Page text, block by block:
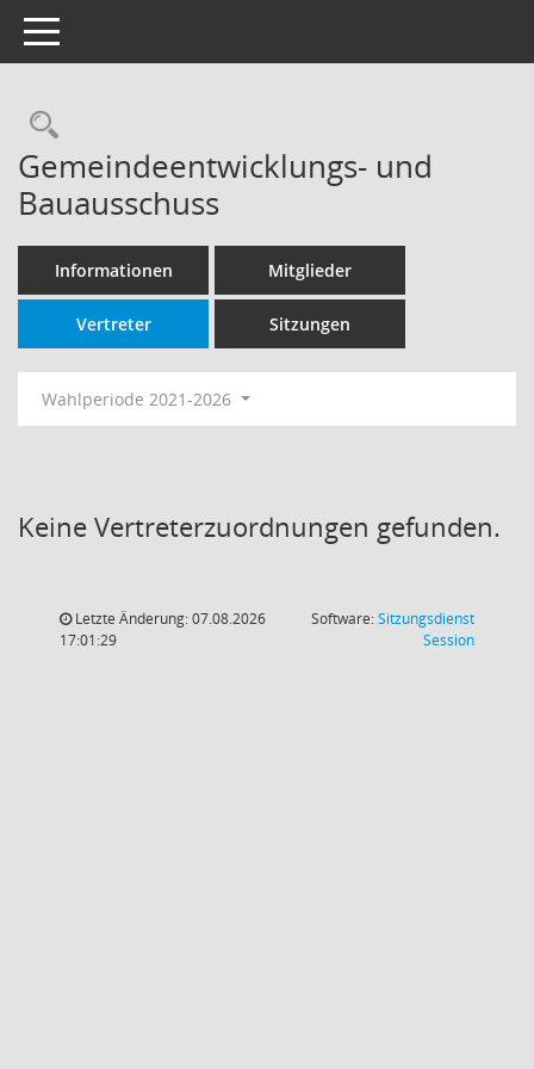
Toggle navigation
Rechercheauswahl
Gemeindeentwicklungs- und
Bauausschuss
Informationen Mitglieder
Vertreter Sitzungen
Wahlperiode 2021-2026
Keine Vertreterzuordnungen gefunden.
Letzte Änderung: 07.08.2026
17:01:29
Software:Sitzungsdienst
Session(Wird in